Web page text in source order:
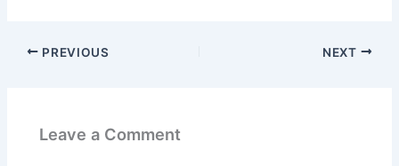
PREVIOUS NEXT
Leave a Comment